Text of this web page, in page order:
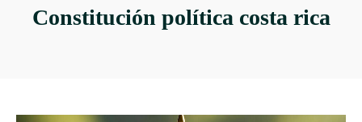
Constitución política costa rica